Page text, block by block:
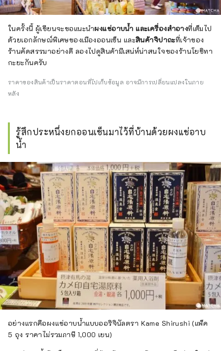
ในครั้งนี้ ผู้เขียนจะขอแนะนำผงแช่อาบน้ำ และเครื่องสำอางที่เต็มไป
ด้วยเอกลักษณ์พิเศษของเมืองออนเซ็น และสินค้าจิปาถะที่เจ้าของ
ร้านคัดสรรมาอย่างดี ลองไปดูสินค้ามีเสน่ห์น่าสนใจของร้านโยชิทา
กะยะกันครับ
ราคาของสินค้าเป็นราคาตอนที่ไปเก็บข้อมูล อาจมีการเปลี่ยนแปลงในภาย
หลัง
รู้สึกประหนึ่งยกออนเซ็นมาไว้ที่บ้านด้วยผงแช่อาบ
น้ำ
อย่างแรกคือผงแช่อาบน้ำแบบออริจินัลตรา Kame Shirushi (แพ็ค
5 ถุง ราคาไม่รวมภาษี 1,000 เยน)